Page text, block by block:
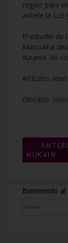
regalo para
anhele la Luz
El estudio de
Masculina
durante las
Artículos
Glosario:
de
←
NUKVIN
Bienvenido